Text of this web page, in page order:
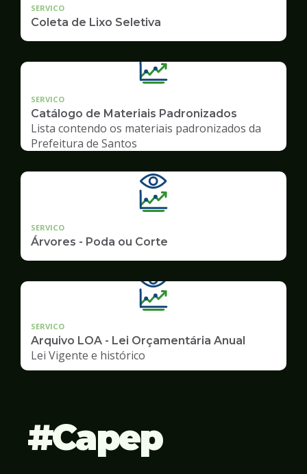
SERVICO
Coleta de Lixo Seletiva
SERVICO
Catálogo de Materiais Padronizados
Lista contendo os materiais padronizados da
Prefeitura de Santos
SERVICO
Árvores - Poda ou Corte
SERVICO
Arquivo LOA - Lei Orçamentária Anual
Lei Vigente e histórico
Capep